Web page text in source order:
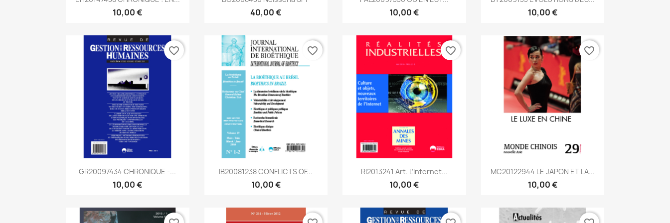
10,00 € 40,00 € 10,00 € 10,00 €
Aperçu rapide
GR20097434 CHRONIQUE -...
10,00 €
favorite_border
Aperçu rapide
IB20081238 CONFLICTS OF...
10,00 €
favorite_border
Aperçu rapide
RI2013241 Art. L’Internet...
10,00 €
favorite_border
Aperçu rapide
MC20122944 LE JAPON ET LA...
10,00 €
favorite_border